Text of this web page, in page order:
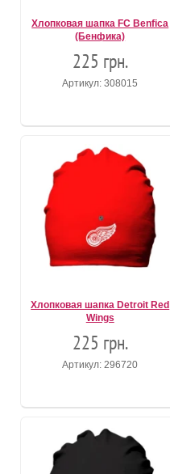
Хлопковая шапка FC Benfica
(Бенфика)
225 грн.
Артикул: 308015
Хлопковая шапка Detroit Red
Wings
225 грн.
Артикул: 296720